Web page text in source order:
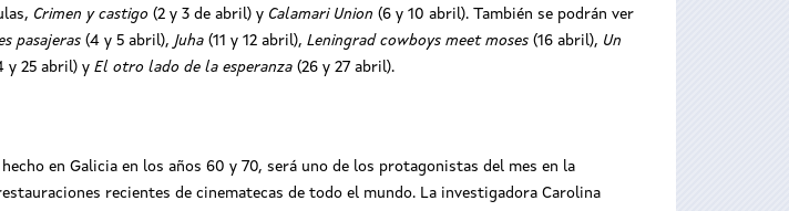
Crimen y castigo (2 y 3 de abril) y Calamari Union (6 y 10 abril). También se podrán ver
pasajeras (4 y 5 abril), Juha (11 y 12 abril), Leningrad cowboys meet moses (16 abril), Un
y 25 abril) y El otro lado de la esperanza (26 y 27 abril).
en Galicia en los años 60 y 70, será uno de los protagonistas del mes en la
recientes de cinematecas de todo el mundo. La investigadora Carolina